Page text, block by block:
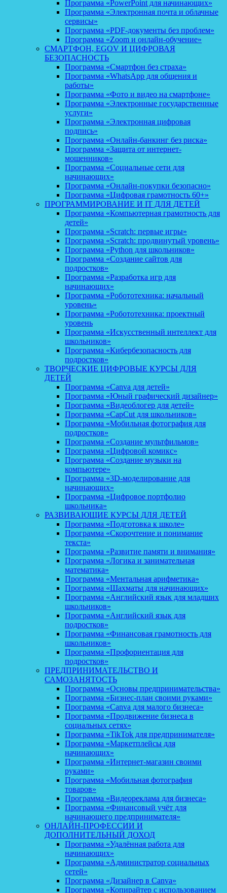
Программа «PowerPoint для начинающих»
Программа «Электронная почта и облачные
сервисы»
Программа «PDF-документы без проблем»
Программа «Zoom и онлайн-обучение»
СМАРТФОН, EGOV И ЦИФРОВАЯ
БЕЗОПАСНОСТЬ
Программа «Смартфон без страха»
Программа «WhatsApp для общения и
работы»
Программа «Фото и видео на смартфоне»
Программа «Электронные государственные
услуги»
Программа «Электронная цифровая
подпись»
Программа «Онлайн-банкинг без риска»
Программа «Защита от интернет-
мошенников»
Программа «Социальные сети для
начинающих»
Программа «Онлайн-покупки безопасно»
Программа «Цифровая грамотность 60+»
ПРОГРАММИРОВАНИЕ И IT ДЛЯ ДЕТЕЙ
Программа «Компьютерная грамотность для
детей»
Программа «Scratch: первые игры»
Программа «Scratch: продвинутый уровень»
Программа «Python для школьников»
Программа «Создание сайтов для
подростков»
Программа «Разработка игр для
начинающих»
Программа «Робототехника: начальный
уровень»
Программа «Робототехника: проектный
уровень
Программа «Искусственный интеллект для
школьников»
Программа «Кибербезопасность для
подростков»
ТВОРЧЕСКИЕ ЦИФРОВЫЕ КУРСЫ ДЛЯ
ДЕТЕЙ
Программа «Canva для детей»
Программа «Юный графический дизайнер»
Программа «Видеоблогер для детей»
Программа «CapCut для школьников»
Программа «Мобильная фотография для
подростков»
Программа «Создание мультфильмов»
Программа «Цифровой комикс»
Программа «Создание музыки на
компьютере»
Программа «3D-моделирование для
начинающих»
Программа «Цифровое портфолио
школьника»
РАЗВИВАЮЩИЕ КУРСЫ ДЛЯ ДЕТЕЙ
Программа «Подготовка к школе»
Программа «Скорочтение и понимание
текста»
Программа «Развитие памяти и внимания»
Программа «Логика и занимательная
математика»
Программа «Ментальная арифметика»
Программа «Шахматы для начинающих»
Программа «Английский язык для младших
школьников»
Программа «Английский язык для
подростков»
Программа «Финансовая грамотность для
школьников»
Программа «Профориентация для
подростков»
ПРЕДПРИНИМАТЕЛЬСТВО И
САМОЗАНЯТОСТЬ
Программа «Основы предпринимательства»
Программа «Бизнес-план своими руками»
Программа «Canva для малого бизнеса»
Программа «Продвижение бизнеса в
социальных сетях»
Программа «TikTok для предпринимателя»
Программа «Маркетплейсы для
начинающих»
Программа «Интернет-магазин своими
руками»
Программа «Мобильная фотография
товаров»
Программа «Видеореклама для бизнеса»
Программа «Финансовый учёт для
начинающего предпринимателя»
ОНЛАЙН-ПРОФЕССИИ И
ДОПОЛНИТЕЛЬНЫЙ ДОХОД
Программа «Удалённая работа для
начинающих»
Программа «Администратор социальных
сетей»
Программа «Дизайнер в Canva»
Программа «Копирайтер с использованием